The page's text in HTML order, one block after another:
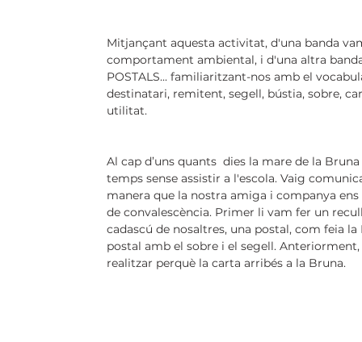
Mitjançant aquesta activitat, d'una banda
comportament ambiental, i d'una altra
POSTALS... familiaritzant-nos amb el
destinatari, remitent, segell, bústia, sobre,
utilitat.
Al cap d’uns quants  dies la mare de la
temps sense assistir a l'escola. Vaig
manera que la nostra amiga i companya
de convalescència. Primer li vam fer un
cadascú de nosaltres, una postal, com feia
postal amb el sobre i el segell.
realitzar perquè la carta arribés a la Bruna.